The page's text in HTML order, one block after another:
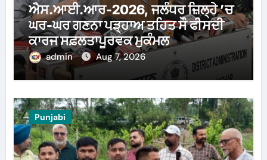
ਐਸ.ਆਈ.ਆਰ-2026, ਜਲੰਧਰ ਜ਼ਿਲ੍ਹੇ ’ਚ
ਘਰ-ਘਰ ਗਣਨਾ ਪੜ੍ਹਾਅ ਤਹਿਤ ਸੌ ਫੀਸਦੀ
ਕਾਰਜ ਸਫ਼ਲਤਾਪੂਰਵਕ ਮੁਕੰਮਲ
admin Aug 7, 2026
Punjabi